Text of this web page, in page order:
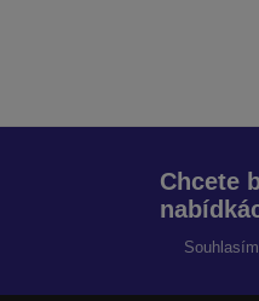
Chcete